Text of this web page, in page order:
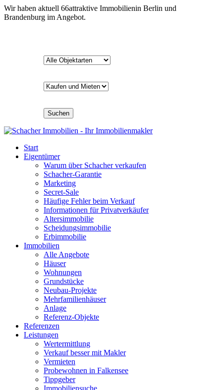
Wir haben aktuell 66attraktive Immobilienin Berlin und
Brandenburg im Angebot.
Suchen
Start
Eigentümer
Warum über Schacher verkaufen
Schacher-Garantie
Marketing
Secret-Sale
Häufige Fehler beim Verkauf
Informationen für Privatverkäufer
Altersimmobilie
Scheidungsimmobilie
Erbimmobilie
Immobilien
Alle Angebote
Häuser
Wohnungen
Grundstücke
Neubau-Projekte
Mehrfamilienhäuser
Anlage
Referenz-Objekte
Referenzen
Leistungen
Wertermittlung
Verkauf besser mit Makler
Vermieten
Probewohnen in Falkensee
Tippgeber
Immobiliensuche